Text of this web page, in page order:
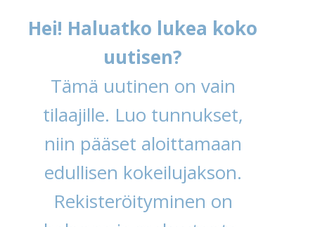
Hei! Haluatko lukea koko
uutisen?
Tämä uutinen on vain
tilaajille. Luo tunnukset,
niin pääset aloittamaan
edullisen kokeilujakson.
Rekisteröityminen on